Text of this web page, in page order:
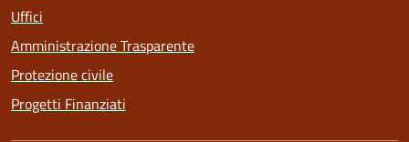
Uffici
Amministrazione Trasparente
Protezione civile
Progetti Finanziati